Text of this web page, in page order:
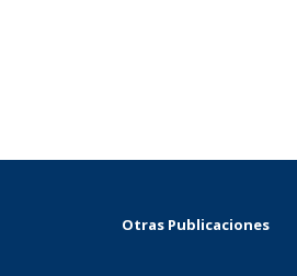
Otras Publicaciones